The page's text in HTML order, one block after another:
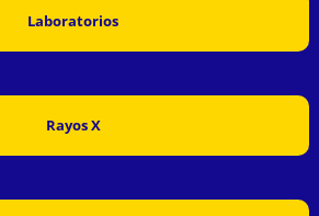
Laboratorios
Rayos X